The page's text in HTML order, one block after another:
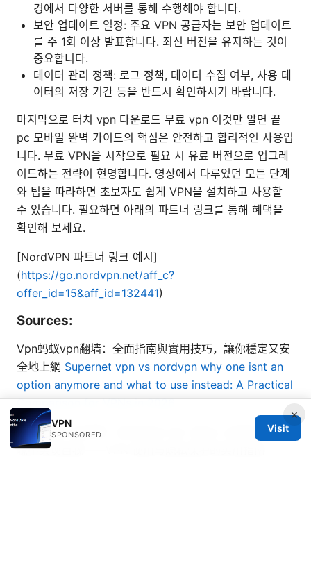
경에서 다양한 서버를 통해 수행해야 합니다.
보안 업데이트 일정: 주요 VPN 공급자는 보안 업데이트
를 주 1회 이상 발표합니다. 최신 버전을 유지하는 것이
중요합니다.
데이터 관리 정책: 로그 정책, 데이터 수집 여부, 사용 데
이터의 저장 기간 등을 반드시 확인하시기 바랍니다.
마지막으로 터치 vpn 다운로드 무료 vpn 이것만 알면 끝
pc 모바일 완벽 가이드의 핵심은 안전하고 합리적인 사용입
니다. 무료 VPN을 시작으로 필요 시 유료 버전으로 업그레
이드하는 전략이 현명합니다. 영상에서 다루었던 모든 단계
와 팁을 따라하면 초보자도 쉽게 VPN을 설치하고 사용할
수 있습니다. 필요하면 아래의 파트너 링크를 통해 혜택을
확인해 보세요.
[NordVPN 파트너 링크 예시]
(https://go.nordvpn.net/aff_c?
offer_id=15&aff_id=132441)
Sources:
Vpn蚂蚁vpn翻墙：全面指南與實用技巧，讓你穩定又安
全地上網 Supernet vpn vs nordvpn why one isnt an
option anymore and what to use instead: A Practical
Comparison for VPNs in 2026
辛森三的人生智慧：如何活出人生二度なし的真谛，在逆
境中实现自我——VPN 使用与隐私保护的实用指南
×
VPN
SPONSORED
Visit